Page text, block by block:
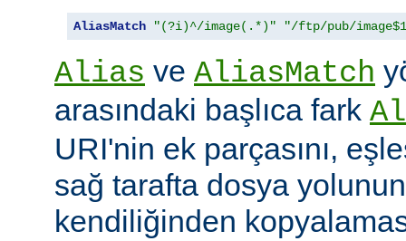
AliasMatch "(?i)^/image(.*)" "/ftp/pub/
Alias ve AliasMatch
arasındaki başlıca fark
URI'nin ek parçasını,
sağ tarafta dosya
kendiliğinden